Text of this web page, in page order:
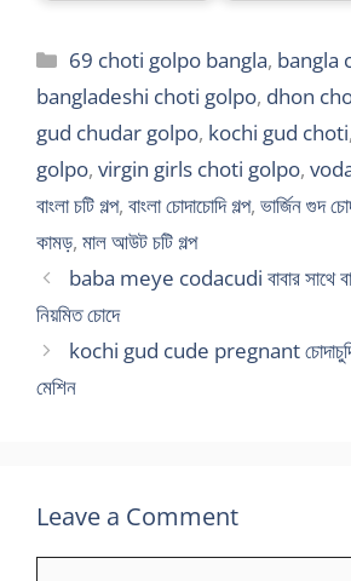
Categories
69 choti golpo bangla, bangla
bangladeshi choti golpo, dhon
gud chudar golpo, kochi gud choti,
golpo, virgin girls choti golpo,
বাংলা চটি গল্প, বাংলা চোদাচোদি গল্প, ভার্জিন গুদ
কামড়, মাল আউট চটি গল্প
baba meye codacudi বাবার সাথে
নিয়মিত চোদে
kochi gud cude pregnant চোদাচুদি
মেশিন
Leave a Comment